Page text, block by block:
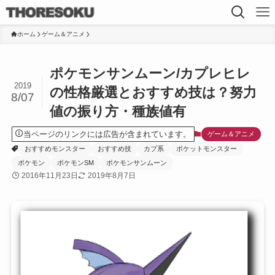
ホーム ゲーム＆アニメ
ポケモンサンムーン/カプレヒレ
の性格厳選とおすすめ技は？努力
値の振り方・種族値有
2019
8/07
当ページのリンクには広告が含まれています。
ゲーム＆アニメ
おすすめモンスター
おすすめ技 カプ系
ポケットモンスター
ポケモン
ポケモンSM ポケモンサンムーン
2016年11月23日 2019年8月7日